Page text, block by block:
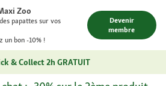
Zoo
papattes sur vos
un bon -10% !
Devenir
membre
& Collect 2h GRATUIT